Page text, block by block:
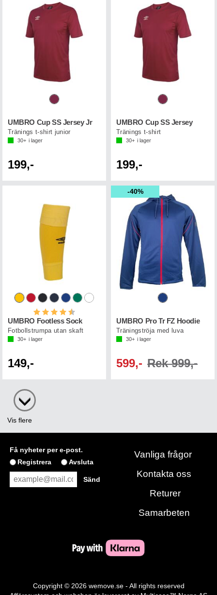
UMBRO Cup SS Jersey Jr
Tränings t-shirt junior
30+ i lager
199,-
UMBRO Cup SS Jersey
Tränings t-shirt
30+ i lager
199,-
Betyg:
UMBRO Footless Sock
Fotbollstrumpa utan skaft
30+ i lager
149,-
40%
UMBRO Pro Tr FZ Hoodie
Träningströja med luva
30+ i lager
599,- Rek 999,-
Vis flere
Få nyheter per e-post.
Registrera
Avsluta
Vanliga frågor
Kontakta oss
Returer
Samarbeten
Copyright © 2026 wemove.se - All rights reserved